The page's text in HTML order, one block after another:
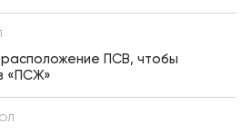
ПСВ, чтобы
«ПСЖ»